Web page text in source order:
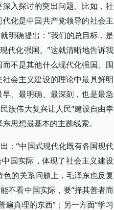
入探讨的突出问题。比如，社
化是中国共产党领导的社会主
明确提出：“我们的总目标，是
代化强国。”这就清晰地告诉我
不是其他什么现代化强国。围
会主义建设的理论中最具鲜明
、最明确、最深刻，也是最急
族伟大复兴让人民“建设自由幸
思想最基本的主题线索。
：“中国式现代化既有各国现代
国实际，体现了社会主义建设
的关系问题上，毛泽东也反复
不看中国实际，要“择其善者而
真理的东西”；另一方面“学习